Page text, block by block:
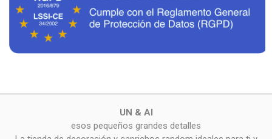
UN & AI
esos pequeños grandes detalles